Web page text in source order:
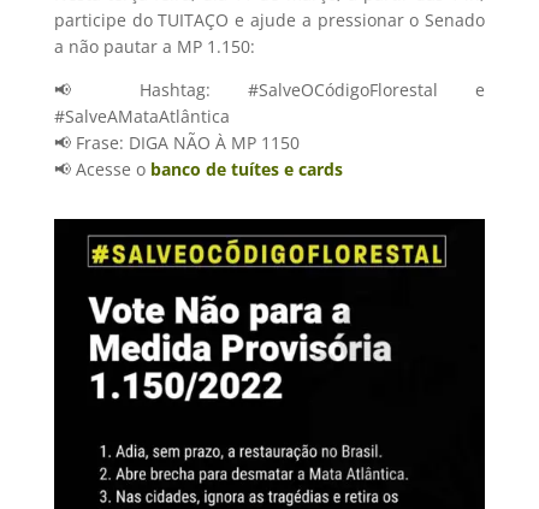
participe do TUITAÇO e ajude a pressionar o Senado
a não pautar a MP 1.150:
📢 Hashtag: #SalveOCódigoFlorestal e
#SalveAMataAtlântica
📢 Frase: DIGA NÃO À MP 1150
📢 Acesse o banco de tuítes e cards